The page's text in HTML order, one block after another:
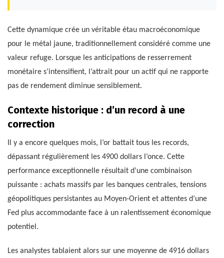
Cette dynamique crée un véritable étau macroéconomique
pour le métal jaune, traditionnellement considéré comme une
valeur refuge. Lorsque les anticipations de resserrement
monétaire s’intensifient, l’attrait pour un actif qui ne rapporte
pas de rendement diminue sensiblement.
Contexte historique : d’un record à une
correction
Il y a encore quelques mois, l’or battait tous les records,
dépassant régulièrement les 4900 dollars l’once. Cette
performance exceptionnelle résultait d’une combinaison
puissante : achats massifs par les banques centrales, tensions
géopolitiques persistantes au Moyen-Orient et attentes d’une
Fed plus accommodante face à un ralentissement économique
potentiel.
Les analystes tablaient alors sur une moyenne de 4916 dollars